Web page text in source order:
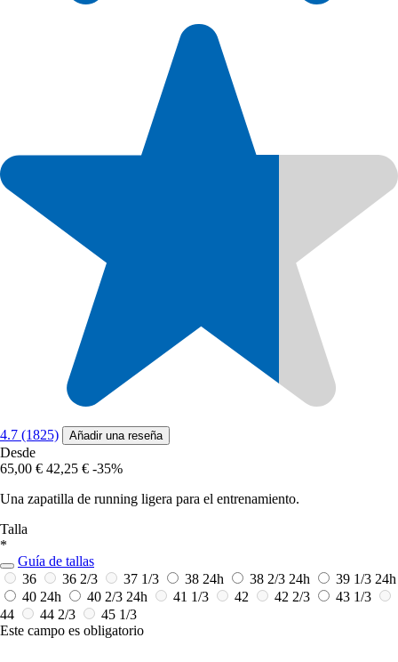
4.7 (1825) Añadir una reseña
Desde
65,00 € 42,25 € -35%
Una zapatilla de running ligera para el entrenamiento.
Talla
*
Guía de tallas
36
36 2/3 37 1/3 38 24h 38 2/3 24h 39 1/3 24h
40 24h 40 2/3 24h 41 1/3 42 42 2/3
43 1/3
44
44 2/3
45 1/3
Este campo es obligatorio